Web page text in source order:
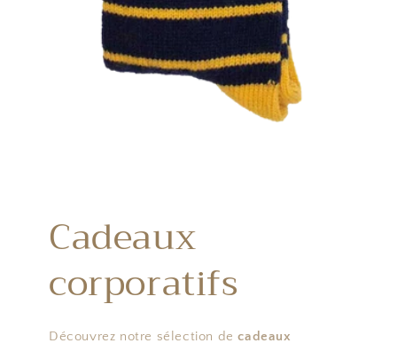
Cadeaux
corporatifs
Découvrez notre sélection decadeaux